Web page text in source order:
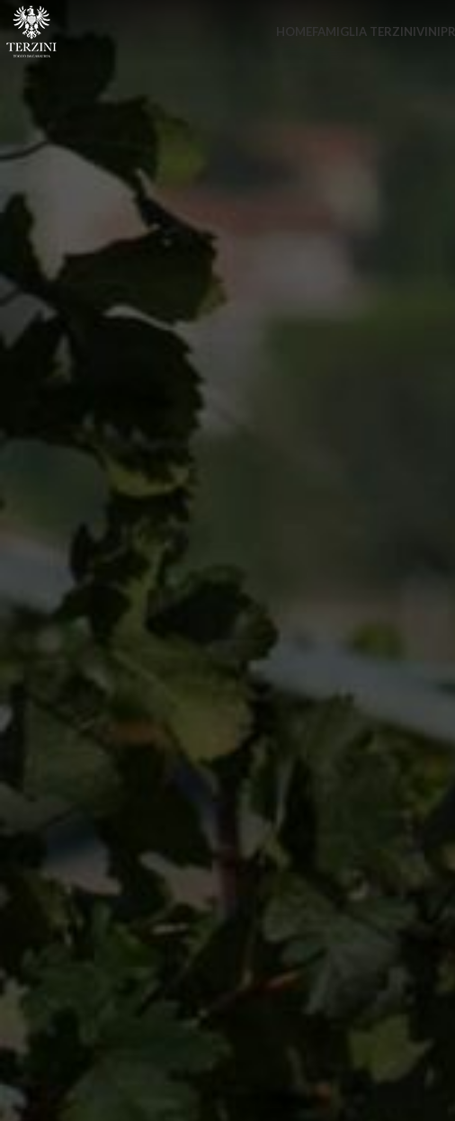
HOMEFAMIGLIA TERZINIVINI
SPEDIZIONE GRATUITA PER ORDINI SUPERIORI A 69,99€